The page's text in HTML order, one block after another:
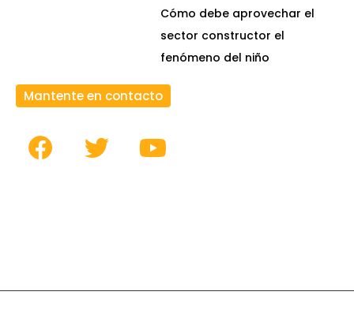
Cómo debe aprovechar el
sector constructor el
fenómeno del niño
Mantente en contacto